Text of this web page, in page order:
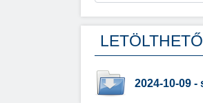
2024-10-09 -